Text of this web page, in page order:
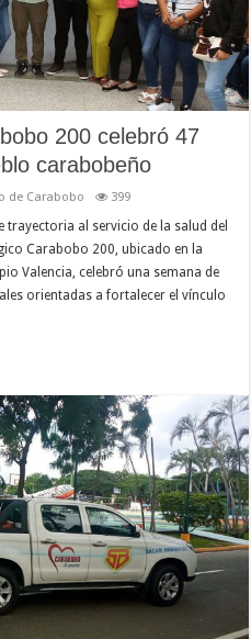
200 celebró 47
carabobeño
de Carabobo 399
trayectoria al servicio de la salud del
Carabobo 200, ubicado en la
Valencia, celebró una semana de
orientadas a fortalecer el vínculo